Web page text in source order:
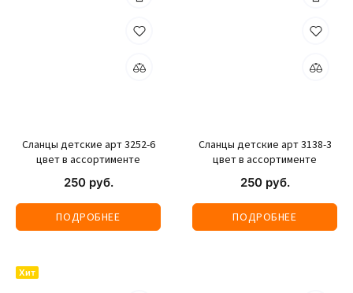
Сланцы детские арт 3252-6
цвет в ассортименте
250 руб.
ПОДРОБНЕЕ
Сланцы детские арт 3138-3
цвет в ассортименте
250 руб.
ПОДРОБНЕЕ
Хит